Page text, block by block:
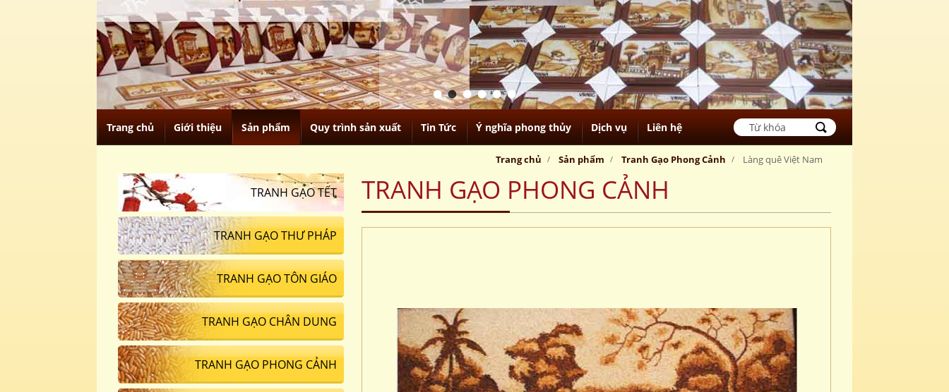
Trang chủ Giới thiệu Sản phẩm Quy trình sản xuất Tin Tức Ý nghĩa phong thủy Dịch vụ Liên hệ
Trang chủ Sản phẩm Tranh Gạo Phong Cảnh Làng quê Việt Nam
TRANH GẠO PHONG CẢNH
TRANH GẠO TẾT
TRANH GẠO THƯ PHÁP
TRANH GẠO TÔN GIÁO
TRANH GẠO CHÂN DUNG
TRANH GẠO PHONG CẢNH